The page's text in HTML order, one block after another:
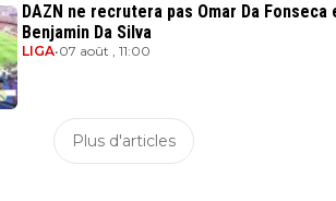
DAZN ne recrutera pas Omar Da Fonseca
Benjamin Da Silva
LIGA•07 août , 11:00
Plus d'articles